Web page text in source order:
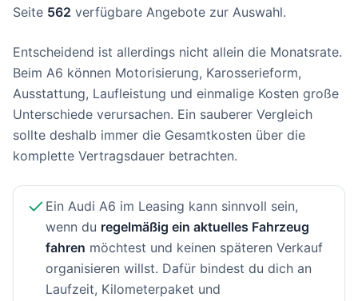
Seite 562 verfügbare Angebote zur Auswahl.
Entscheidend ist allerdings nicht allein die Monatsrate.
Beim A6 können Motorisierung, Karosserieform,
Ausstattung, Laufleistung und einmalige Kosten große
Unterschiede verursachen. Ein sauberer Vergleich
sollte deshalb immer die Gesamtkosten über die
komplette Vertragsdauer betrachten.
Ein Audi A6 im Leasing kann sinnvoll sein,
wenn du regelmäßig ein aktuelles Fahrzeug
fahren möchtest und keinen späteren Verkauf
organisieren willst. Dafür bindest du dich an
Laufzeit, Kilometerpaket und